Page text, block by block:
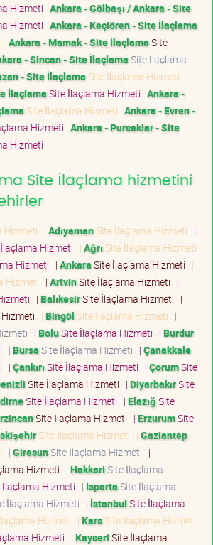
Hizmeti Ankara - Gölbaşı / Ankara - Site
Hizmeti Ankara - Keçiören - Site İlaçlama
Ankara - Mamak - Site İlaçlamaSite
- Sincan - Site İlaçlamaSite İlaçlama
- Site İlaçlama Site İlaçlama Hizmeti
İlaçlamaSite İlaçlama Hizmeti Ankara -
Site İlaçlama Hizmeti Ankara - Evren -
Hizmeti Ankara - Pursaklar - Site
Hizmeti
Site İlaçlama hizmetini
Hizmeti | AdıyamanSite İlaçlama Hizmeti |
Hizmeti | Ağrı Site İlaçlama Hizmeti
Hizmeti | AnkaraSite İlaçlama Hizmeti |
Hizmeti | ArtvinSite İlaçlama Hizmeti |
| BalıkesirSite İlaçlama Hizmeti |
| Bingöl Site İlaçlama Hizmeti |
| BoluSite İlaçlama Hizmeti | Burdur
| BursaSite İlaçlama Hizmeti | Çanakkale
| ÇankırıSite İlaçlama Hizmeti | ÇorumSite
Site İlaçlama Hizmeti | DiyarbakırSite
Site İlaçlama Hizmeti | ElazığSite
Site İlaçlama Hizmeti | ErzurumSite
Site İlaçlama Hizmeti | Gaziantep
| GiresunSite İlaçlama Hizmeti |
Hizmeti | HakkariSite İlaçlama
Hizmeti | IspartaSite İlaçlama
İlaçlama Hizmeti | İstanbulSite İlaçlama
Hizmeti | KarsSite İlaçlama Hizmeti
Hizmeti | KayseriSite İlaçlama